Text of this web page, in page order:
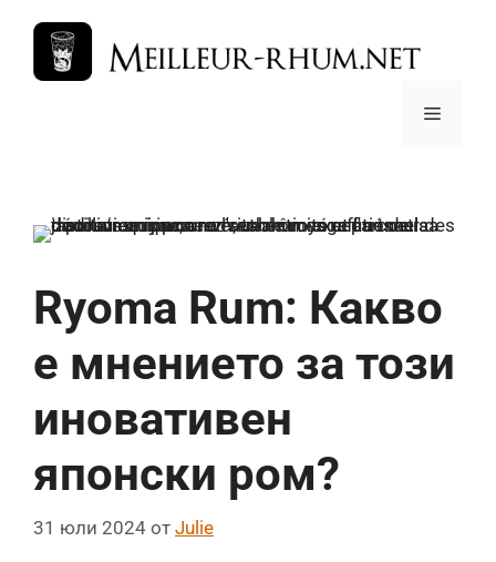
съдържанието
Меню
Ryoma Rum: Какво
е мнението за този
иновативен
японски ром?
31 юли 2024 от Julie